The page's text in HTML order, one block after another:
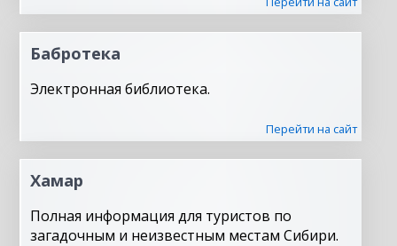
Бабротека
Электронная библиотека.
Перейти на сайт
Хамар
Полная информация для туристов по
загадочным и неизвестным местам Сибири.